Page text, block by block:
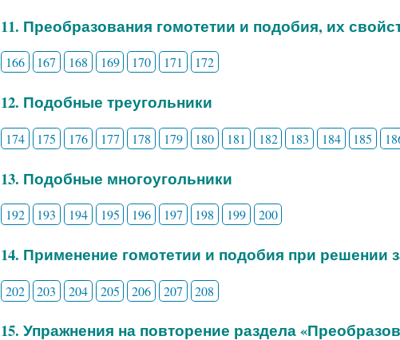
11. Преобразования гомотетии и подобия, их
166 167 168 169 170 171 172
12. Подобные треугольники
174 175 176 177 178 179 180 181 182 183 184 185
13. Подобные многоугольники
192 193 194 195 196 197 198 199 200
14. Применение гомотетии и подобия при решении
202 203 204 205 206 207 208
15. Упражнения на повторение раздела